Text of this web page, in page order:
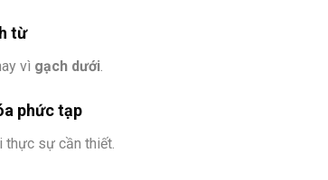
từ
vì gạch dưới.
phức tạp
thực sự cần thiết.